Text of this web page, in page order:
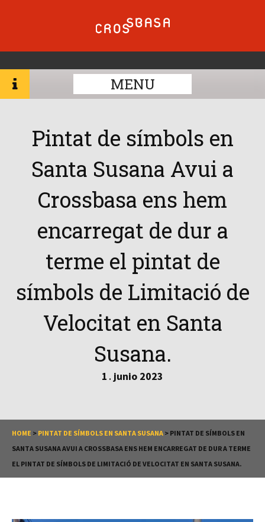
MENU
Pintat de símbols en
Santa Susana Avui a
Crossbasa ens hem
encarregat de dur a
terme el pintat de
símbols de Limitació de
Velocitat en Santa
Susana.
1 . junio 2023
HOME > PINTAT DE SÍMBOLS EN SANTA SUSANA > PINTAT DE SÍMBOLS EN
SANTA SUSANA AVUI A CROSSBASA ENS HEM ENCARREGAT DE DUR A TERME
EL PINTAT DE SÍMBOLS DE LIMITACIÓ DE VELOCITAT EN SANTA SUSANA.